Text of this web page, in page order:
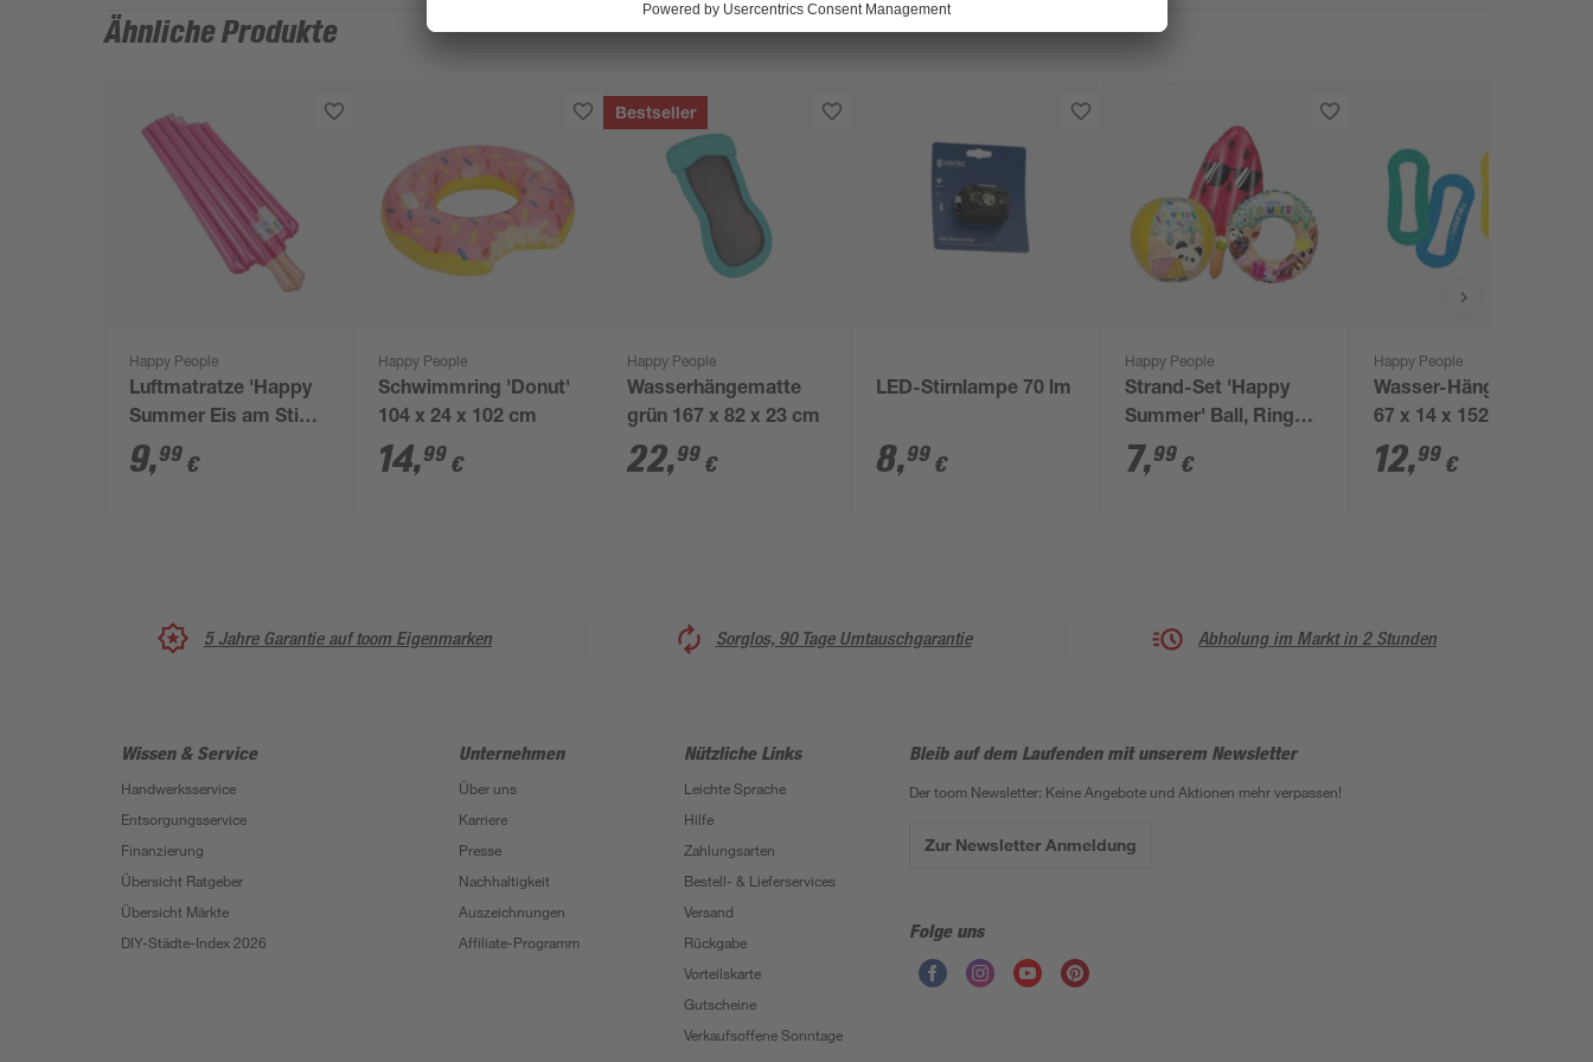
Ähnliche Produkte
Happy People
Luftmatratze 'Happy
Summer Eis am Stiel'
pink 70 x 15 x 175 cm
9,99 €
Happy People
Schwimmring 'Donut'
104 x 24 x 102 cm
14,99 €
Bestseller
Happy People
Wasserhängematte
grün 167 x 82 x 23 cm
22,99 €
LED-Stirnlampe 70 lm
8,99 €
Happy People
Strand-Set 'Happy
Summer' Ball, Ring
und Matratze
mehrfarbig 3-teilig
7,99 €
Happy People
Wasser-Hängematte
67 x 14 x 152 cm 4
Farben sortiert
12,99 €
5 Jahre Garantie auf toom Eigenmarken Sorglos, 90 Tage Umtauschgarantie Abholung im Markt in 2 Stunden
Wissen & Service
Handwerksservice
Entsorgungsservice
Finanzierung
Übersicht Ratgeber
Übersicht Märkte
DIY-Städte-Index 2026
Unternehmen
Über uns
Karriere
Presse
Nachhaltigkeit
Auszeichnungen
Affiliate-Programm
Nützliche Links
Leichte Sprache
Hilfe
Zahlungsarten
Bestell- & Lieferservices
Versand
Rückgabe
Vorteilskarte
Gutscheine
Verkaufsoffene Sonntage
Bleib auf dem Laufenden mit unserem Newsletter
Der toom Newsletter: Keine Angebote und Aktionen mehr verpassen!
Zur Newsletter Anmeldung
Folge uns